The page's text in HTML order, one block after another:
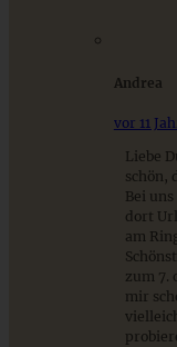
Andrea
vor 11
Liebe
schön,
Bei
dort
am
zum 7.
mir